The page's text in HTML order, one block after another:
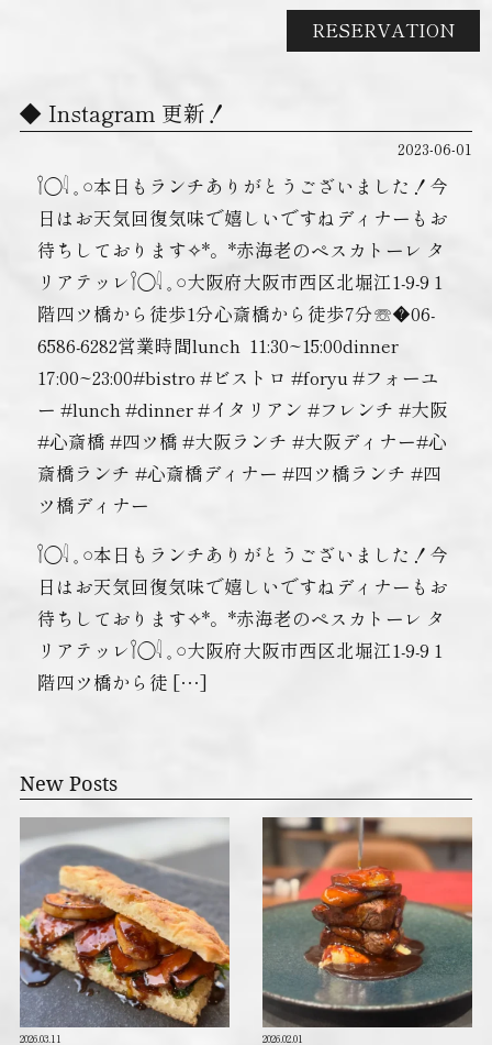
RESERVATION
Instagram 更新！
2023-06-01
𓌉◯𓇋 𓈒 𓏸本日もランチありがとうございました！今
日はお天気回復気味で嬉しいですねディナーもお
待ちしております✧︎*。*赤海老のペスカトーレ タ
リアテッレ𓌉◯𓇋 𓈒 𓏸大阪府大阪市西区北堀江1-9-9 1
階四ツ橋から徒歩1分心斎橋から徒歩7分☏�06-
6586-6282営業時間lunch ︎ 11:30~15:00dinner ︎
17:00~23:00#bistro #ビストロ #foryu #フォーユ
ー #lunch #dinner #イタリアン #フレンチ #大阪
#心斎橋 #四ツ橋 #大阪ランチ #大阪ディナー#心
斎橋ランチ #心斎橋ディナー #四ツ橋ランチ #四
ツ橋ディナー
𓌉◯𓇋 𓈒 𓏸本日もランチありがとうございました！今
日はお天気回復気味で嬉しいですねディナーもお
待ちしております✧︎*。*赤海老のペスカトーレ タ
リアテッレ𓌉◯𓇋 𓈒 𓏸大阪府大阪市西区北堀江1-9-9 1
階四ツ橋から徒 […]
New Posts
2026.03.11 2026.02.01